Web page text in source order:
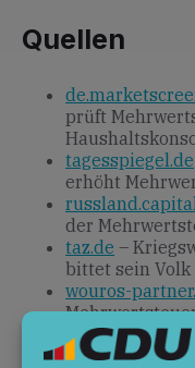
Quellen
prüft
tagesspiegel.de
erhöht
der
taz.de –
bittet sein Volk
wouros-
spiegel.de–
Angriffskriegs